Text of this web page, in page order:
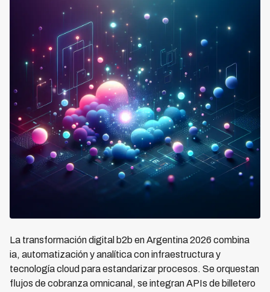
La transformación digital b2b en Argentina 2026 combina
ia, automatización y analítica con infraestructura y
tecnología cloud para estandarizar procesos. Se orquestan
flujos de cobranza omnicanal, se integran APIs de billetero